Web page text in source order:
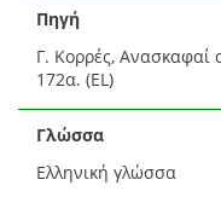
Πηγή
Γ. Κορρές, Ανασκαφαί
172α. (EL)
Γλώσσα
Ελληνική γλώσσα